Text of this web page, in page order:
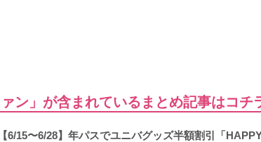
ァン」が含まれているまとめ記事はコチ
【6/15〜6/28】年パスでユニバグッズ半額割引「